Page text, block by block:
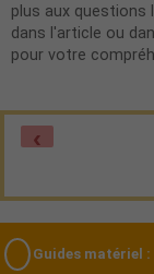
plus aux questions
dans l'article ou
pour votre
‹
Guides matériel :